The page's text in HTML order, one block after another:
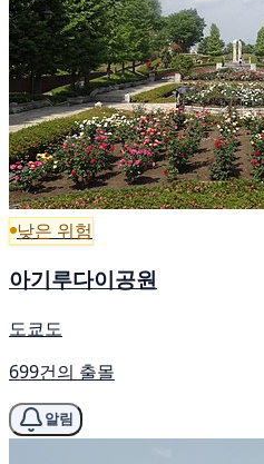
낮은 위험
아기루다이공원
도쿄도
699건의 출몰
알림